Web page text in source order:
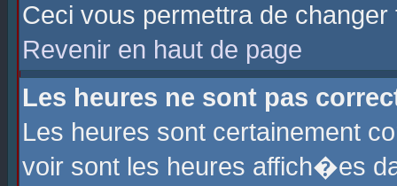
Ceci vous permettra de
Revenir en haut de page
Les heures ne sont pas
Les heures sont certainement
voir sont les heures affich�es